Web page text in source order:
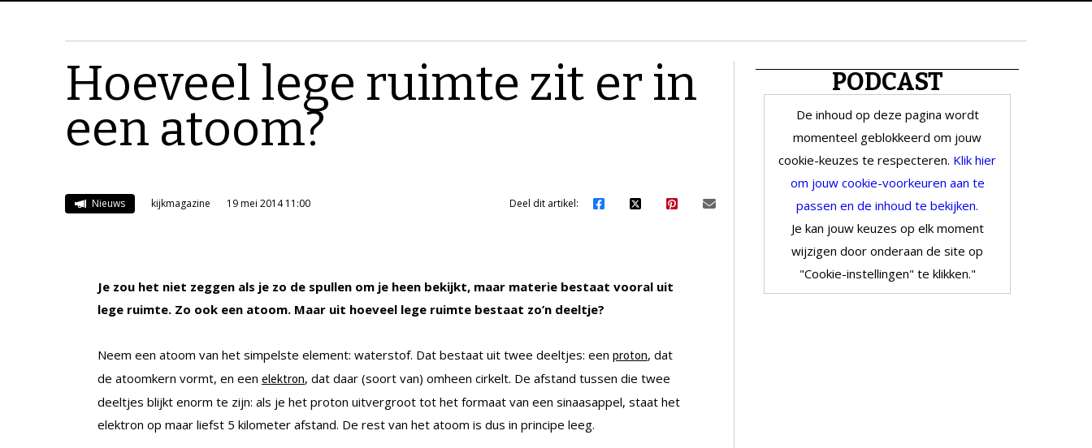
Hoeveel lege ruimte zit er in
een atoom?
Nieuws kijkmagazine 19 mei 2014 11:00 Deel dit artikel:
Je zou het niet zeggen als je zo de spullen om je heen bekijkt, maar materie bestaat vooral uit
lege ruimte. Zo ook een atoom. Maar uit hoeveel lege ruimte bestaat zo’n deeltje?
Neem een atoom van het simpelste element: waterstof. Dat bestaat uit twee deeltjes: een proton, dat
de atoomkern vormt, en een elektron, dat daar (soort van) omheen cirkelt. De afstand tussen die twee
deeltjes blijkt enorm te zijn: als je het proton uitvergroot tot het formaat van een sinaasappel, staat het
elektron op maar liefst 5 kilometer afstand. De rest van het atoom is dus in principe leeg.
PODCAST
De inhoud op deze pagina wordt
momenteel geblokkeerd om jouw
cookie-keuzes te respecteren. Klik hier
om jouw cookie-voorkeuren aan te
passen en de inhoud te bekijken.
Je kan jouw keuzes op elk moment
wijzigen door onderaan de site op
"Cookie-instellingen" te klikken."